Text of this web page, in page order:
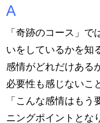
A
「奇跡のコース」
いをしているかを知
感情がどれだけある
必要性も感じないこ
「こんな感情はも
ニングポイントとな